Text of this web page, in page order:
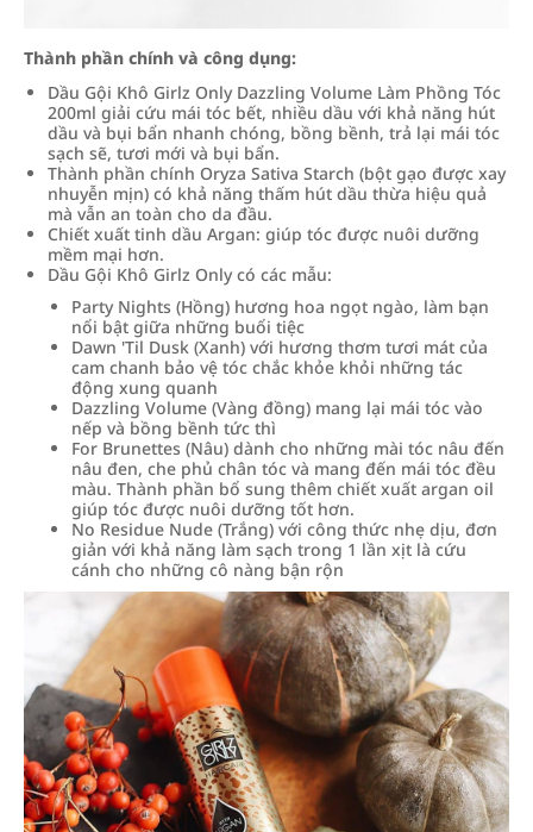
Thành phần chính và công dụng:
Dầu Gội Khô Girlz Only Dazzling Volume Làm Phồng Tóc
200ml giải cứu mái tóc bết, nhiều dầu với khả năng hút
dầu và bụi bẩn nhanh chóng, bồng bềnh, trả lại mái tóc
sạch sẽ, tươi mới và bụi bẩn.
Thành phần chính Oryza Sativa Starch (bột gạo được xay
nhuyễn mịn) có khả năng thấm hút dầu thừa hiệu quả
mà vẫn an toàn cho da đầu.
Chiết xuất tinh dầu Argan: giúp tóc được nuôi dưỡng
mềm mại hơn.
Dầu Gội Khô Girlz Only có các mẫu:
Party Nights (Hồng) hương hoa ngọt ngào, làm bạn
nổi bật giữa những buổi tiệc
Dawn 'Til Dusk (Xanh) với hương thơm tươi mát của
cam chanh bảo vệ tóc chắc khỏe khỏi những tác
động xung quanh
Dazzling Volume (Vàng đồng) mang lại mái tóc vào
nếp và bồng bềnh tức thì
For Brunettes (Nâu) dành cho những mài tóc nâu đến
nâu đen, che phủ chân tóc và mang đến mái tóc đều
màu. Thành phần bổ sung thêm chiết xuất argan oil
giúp tóc được nuôi dưỡng tốt hơn.
No Residue Nude (Trắng) với công thức nhẹ dịu, đơn
giản với khả năng làm sạch trong 1 lần xịt là cứu
cánh cho những cô nàng bận rộn